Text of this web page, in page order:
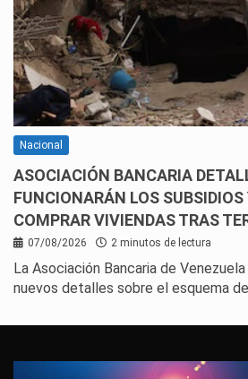
Nacional
ASOCIACIÓN BANCARIA
FUNCIONARÁN LOS SUBSIDIOS
COMPRAR VIVIENDAS TRAS
07/08/2026 2 minutos de lectura
La Asociación Bancaria de
nuevos detalles sobre el esquema